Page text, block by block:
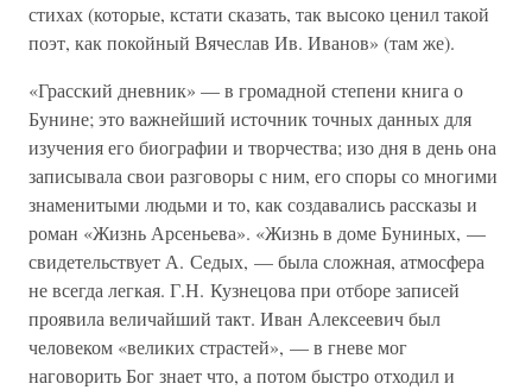
стихах (которые, кстати сказать, так высоко ценил такой
поэт, как покойный Вячеслав Ив. Иванов» (там же).
«Грасский дневник» — в громадной степени книга о
Бунине; это важнейший источник точных данных для
изучения его биографии и творчества; изо дня в день она
записывала свои разговоры с ним, его споры со многими
знаменитыми людьми и то, как создавались рассказы и
роман «Жизнь Арсеньева». «Жизнь в доме Буниных, —
свидетельствует А. Седых, — была сложная, атмосфера
не всегда легкая. Г.Н. Кузнецова при отборе записей
проявила величайший такт. Иван Алексеевич был
человеком «великих страстей», — в гневе мог
наговорить Бог знает что, а потом быстро отходил и